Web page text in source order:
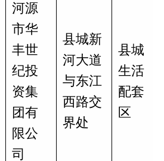
河源
市华
丰世
纪投
资集
团有
限公
司
县城新
河大道
与东江
西路交
界处
县城
生活
配套
区